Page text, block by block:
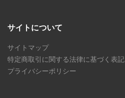
サイトについて
サイトマップ
特定商取引に関する法律に基づく表記
プライバシーポリシー